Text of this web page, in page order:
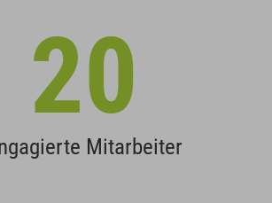
20
Mitarbeiter